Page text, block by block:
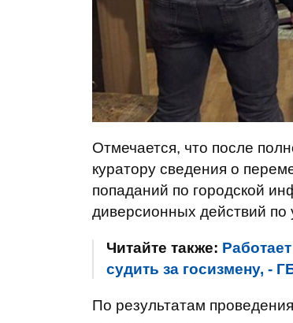
Отмечается, что после
куратору сведения о
попаданий по городской
диверсионных действий
Читайте также:
судить за госизмену, -
По результатам